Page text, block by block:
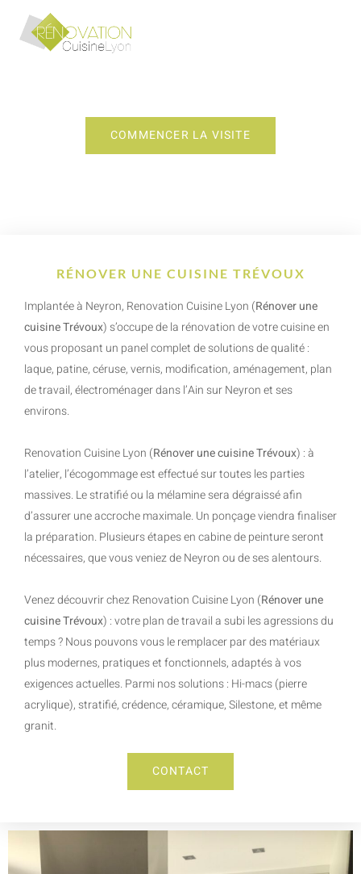
COMMENCER LA VISITE
RÉNOVER UNE CUISINE TRÉVOUX
Implantée à Neyron, Renovation Cuisine Lyon (Rénover une
cuisine Trévoux) s’occupe de la rénovation de votre cuisine en
vous proposant un panel complet de solutions de qualité :
laque, patine, céruse, vernis, modification, aménagement, plan
de travail, électroménager dans l’Ain sur Neyron et ses
environs.
Renovation Cuisine Lyon (Rénover une cuisine Trévoux) : à
l’atelier, l’écogommage est effectué sur toutes les parties
massives. Le stratifié ou la mélamine sera dégraissé afin
d’assurer une accroche maximale. Un ponçage viendra finaliser
la préparation. Plusieurs étapes en cabine de peinture seront
nécessaires, que vous veniez de Neyron ou de ses alentours.
Venez découvrir chez Renovation Cuisine Lyon (Rénover une
cuisine Trévoux) : votre plan de travail a subi les agressions du
temps ? Nous pouvons vous le remplacer par des matériaux
plus modernes, pratiques et fonctionnels, adaptés à vos
exigences actuelles. Parmi nos solutions : Hi-macs (pierre
acrylique), stratifié, crédence, céramique, Silestone, et même
granit.
CONTACT